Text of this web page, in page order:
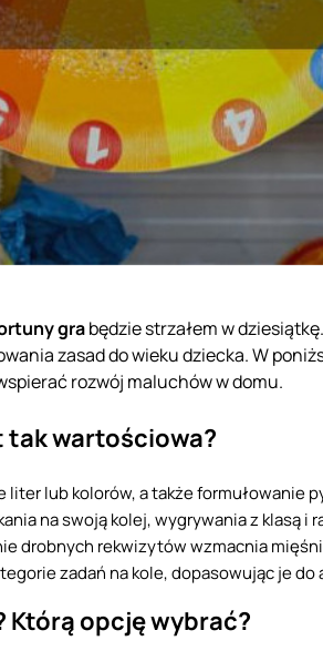
grabędzie strzałem w
zasad do wieku dziecka. W
rozwój maluchów w domu.
tak wartościowa?
liter lub kolorów, a także
na swoją kolej, wygrywania z klasą i
drobnych rekwizytów wzmacnia
zadań na kole, dopasowując je
Którą opcję wybrać?